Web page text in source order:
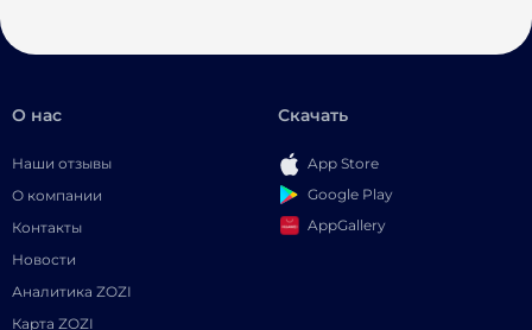
О нас
Наши отзывы
О компании
Контакты
Новости
Аналитика ZOZI
Карта ZOZI
Скачать
App Store
Google Play
AppGallery